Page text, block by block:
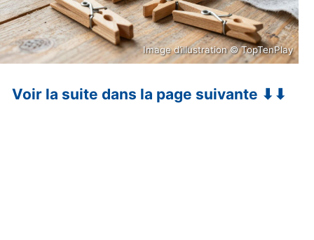
Image d’illustration © TopTenPlay
Voir la suite dans la page suivante ⬇⬇